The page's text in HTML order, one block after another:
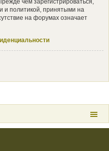
и политикой, принятыми на
на форумах означает